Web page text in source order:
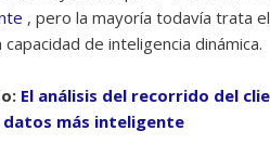
, pero la mayoría todavía trata
de inteligencia dinámica.
El análisis del recorrido del
más inteligente